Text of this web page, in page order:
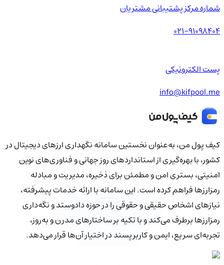
شماره مرکز پشتیبانی مشتریان
021-91098404
پست الکترونیکی
info@kifpool.me
کیف‌ پول من، به‌عنوان نخستین سامانه نگهداری ارزهای دیجیتال در
کشور، با بهره‌گیری از استانداردهای روز جهانی و فناوری‌های نوین
امنیتی، بستری امن و مطمئن برای ذخیره، مدیریت و مبادله
رمزارزها فراهم کرده است. این سامانه با ارائه خدمات پیشرفته،
نیازهای اشخاص حقیقی و حقوقی را در حوزه دادوستد و نگه‌داری
رمزارزها برطرف می‌کند و با تکیه بر ساختارهای مدرن و به‌روز،
تجربه‌ای سریع، ایمن و کاربرپسند در اختیار آن‌ها قرار می‌دهد.